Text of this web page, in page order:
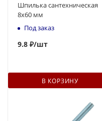
Шпилька сантехническая
8x60 мм
Под заказ
9.8 ₽/шт
В КОРЗИНУ